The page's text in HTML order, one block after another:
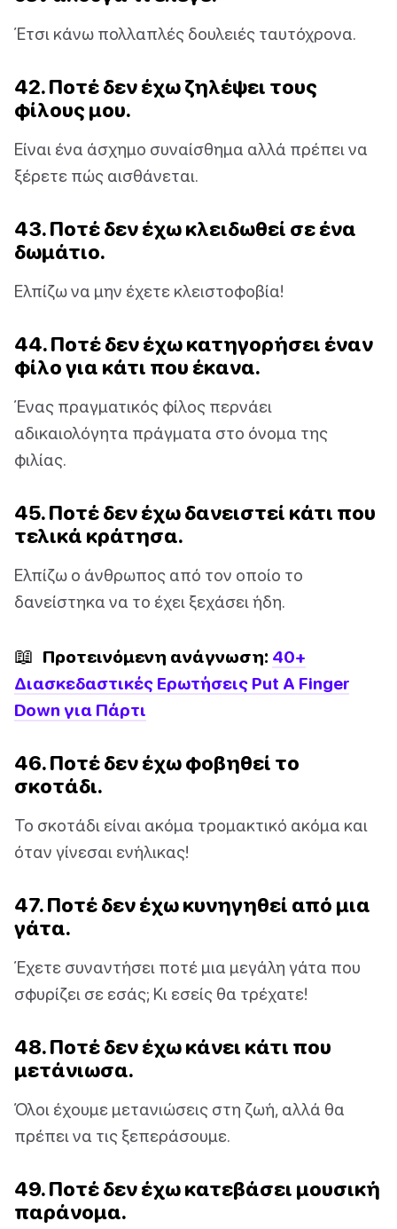
Έτσι κάνω πολλαπλές δουλειές ταυτόχρονα.
42. Ποτέ δεν έχω ζηλέψει τους
φίλους μου.
Είναι ένα άσχημο συναίσθημα αλλά πρέπει να
ξέρετε πώς αισθάνεται.
43. Ποτέ δεν έχω κλειδωθεί σε ένα
δωμάτιο.
Ελπίζω να μην έχετε κλειστοφοβία!
44. Ποτέ δεν έχω κατηγορήσει έναν
φίλο για κάτι που έκανα.
Ένας πραγματικός φίλος περνάει
αδικαιολόγητα πράγματα στο όνομα της
φιλίας.
45. Ποτέ δεν έχω δανειστεί κάτι που
τελικά κράτησα.
Ελπίζω ο άνθρωπος από τον οποίο το
δανείστηκα να το έχει ξεχάσει ήδη.
📖 Προτεινόμενη ανάγνωση: 40+
Διασκεδαστικές Ερωτήσεις Put A Finger
Down για Πάρτι
46. Ποτέ δεν έχω φοβηθεί το
σκοτάδι.
Το σκοτάδι είναι ακόμα τρομακτικό ακόμα και
όταν γίνεσαι ενήλικας!
47. Ποτέ δεν έχω κυνηγηθεί από μια
γάτα.
Έχετε συναντήσει ποτέ μια μεγάλη γάτα που
σφυρίζει σε εσάς; Κι εσείς θα τρέχατε!
48. Ποτέ δεν έχω κάνει κάτι που
μετάνιωσα.
Όλοι έχουμε μετανιώσεις στη ζωή, αλλά θα
πρέπει να τις ξεπεράσουμε.
49. Ποτέ δεν έχω κατεβάσει μουσική
παράνομα.